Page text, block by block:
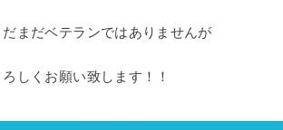
だまだベテランではありませんが
ろしくお願い致します！！